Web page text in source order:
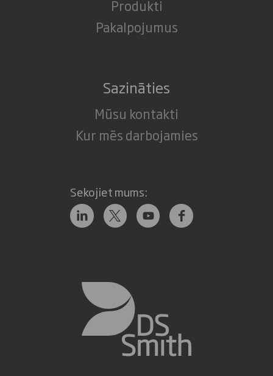
Produkti
Pakalpojumus
Sazināties
Mūsu kontakti
Kur mēs darbojamies
Sekojiet mums: